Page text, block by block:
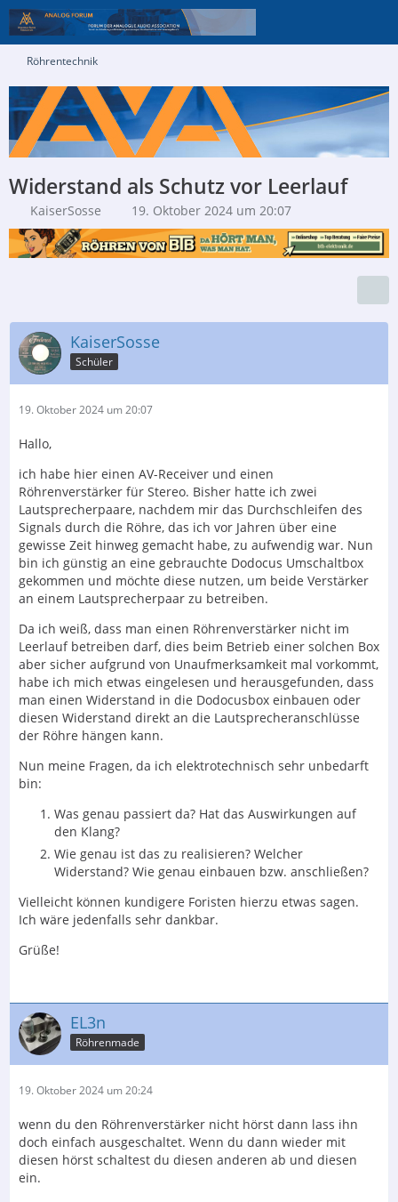
Röhrentechnik
Widerstand als Schutz vor Leerlauf
KaiserSosse 19. Oktober 2024 um 20:07
KaiserSosse
Schüler
19. Oktober 2024 um 20:07
Hallo,
ich habe hier einen AV-Receiver und einen
Röhrenverstärker für Stereo. Bisher hatte ich zwei
Lautsprecherpaare, nachdem mir das Durchschleifen des
Signals durch die Röhre, das ich vor Jahren über eine
gewisse Zeit hinweg gemacht habe, zu aufwendig war. Nun
bin ich günstig an eine gebrauchte Dodocus Umschaltbox
gekommen und möchte diese nutzen, um beide Verstärker
an einem Lautsprecherpaar zu betreiben.
Da ich weiß, dass man einen Röhrenverstärker nicht im
Leerlauf betreiben darf, dies beim Betrieb einer solchen Box
aber sicher aufgrund von Unaufmerksamkeit mal vorkommt,
habe ich mich etwas eingelesen und herausgefunden, dass
man einen Widerstand in die Dodocusbox einbauen oder
diesen Widerstand direkt an die Lautsprecheranschlüsse
der Röhre hängen kann.
Nun meine Fragen, da ich elektrotechnisch sehr unbedarft
bin:
Was genau passiert da? Hat das Auswirkungen auf
den Klang?
Wie genau ist das zu realisieren? Welcher
Widerstand? Wie genau einbauen bzw. anschließen?
Vielleicht können kundigere Foristen hierzu etwas sagen.
Ich wäre jedenfalls sehr dankbar.
Grüße!
EL3n
Röhrenmade
19. Oktober 2024 um 20:24
wenn du den Röhrenverstärker nicht hörst dann lass ihn
doch einfach ausgeschaltet. Wenn du dann wieder mit
diesen hörst schaltest du diesen anderen ab und diesen
ein.